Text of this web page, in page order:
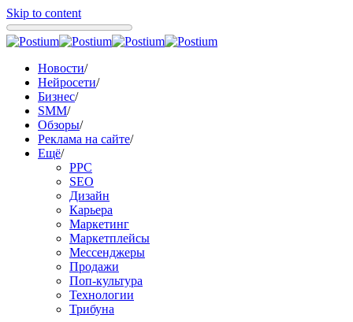
Skip to content
Новости/
Нейросети/
Бизнес/
SMM/
Обзоры/
Реклама на сайте/
Ещё/
PPC
SEO
Дизайн
Карьера
Маркетинг
Маркетплейсы
Мессенджеры
Продажи
Поп-культура
Технологии
Трибуна